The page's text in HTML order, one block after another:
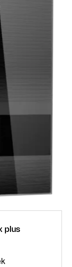
plus